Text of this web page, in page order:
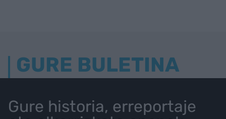
GURE BULETINA
Gure historia, erreportaje